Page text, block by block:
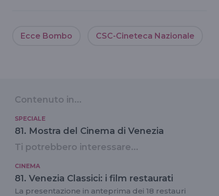
Ecce Bombo CSC-Cineteca Nazionale
Contenuto in...
SPECIALE
81. Mostra del Cinema di Venezia
Ti potrebbero interessare...
CINEMA
81. Venezia Classici: i film restaurati
La presentazione in anteprima dei 18 restauri